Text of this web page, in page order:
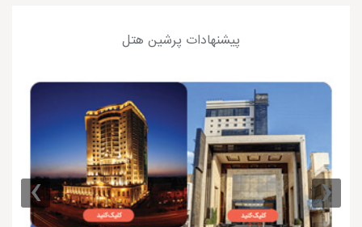
پیشنهادات پرشین هتل
‹
›